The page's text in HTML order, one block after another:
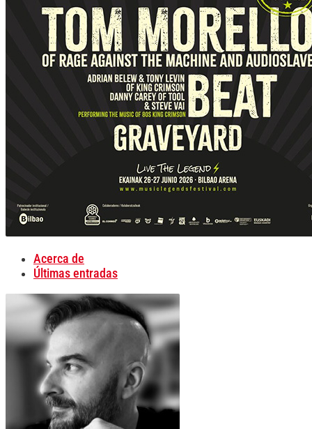
Acerca de
Últimas entradas